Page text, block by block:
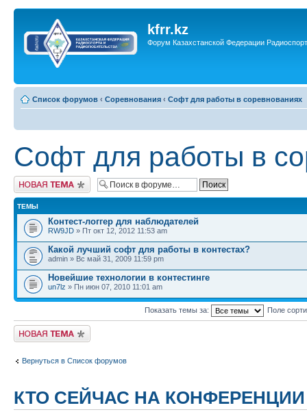
kfrr.kz
Форум Казахстанской Федерации
Список форумов ‹ Соревнования ‹ Софт для работы в соревнованиях
Софт для работы в
Новая тема
ТЕМЫ
Контест-логгер для наблюдателей
RW9JD » Пт окт 12, 2012 11:53 am
Какой лучший софт для работы в контестах?
admin » Вс май 31, 2009 11:59 pm
Новейшие технологии в контестинге
un7lz » Пн июн 07, 2010 11:01 am
Показать темы за: Поле
Новая тема
Вернуться в Список форумов
КТО СЕЙЧАС НА КОНФЕРЕНЦИИ